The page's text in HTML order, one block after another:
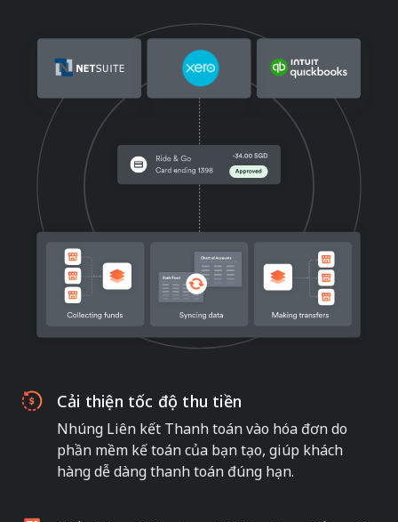
Cải thiện tốc độ thu tiền
Nhúng Liên kết Thanh toán vào hóa đơn do
phần mềm kế toán của bạn tạo, giúp khách
hàng dễ dàng thanh toán đúng hạn.